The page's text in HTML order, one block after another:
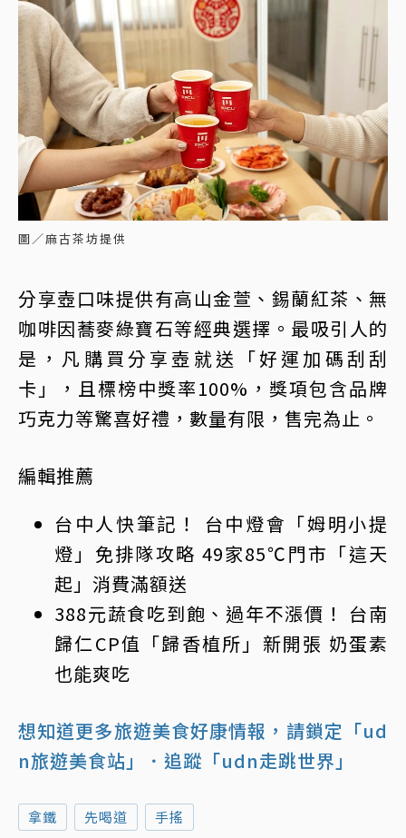
圖／麻古茶坊提供
分享壺口味提供有高山金萱、錫蘭紅茶、無
咖啡因蕎麥綠寶石等經典選擇。最吸引人的
是，凡購買分享壺就送「好運加碼刮刮
卡」，且標榜中獎率100%，獎項包含品牌
巧克力等驚喜好禮，數量有限，售完為止。
編輯推薦
台中人快筆記！ 台中燈會「姆明小提
燈」免排隊攻略 49家85℃門市「這天
起」消費滿額送
388元蔬食吃到飽、過年不漲價！ 台南
歸仁CP值「歸香植所」新開張 奶蛋素
也能爽吃
想知道更多旅遊美食好康情報，請鎖定「ud
n旅遊美食站」
．追蹤「udn走跳世界」
拿鐵 先喝道 手搖